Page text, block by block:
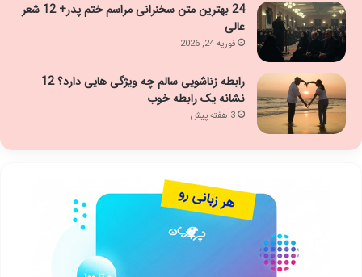
24 بهترین متن سخنرانی مراسم ختم پدر+ 12 شعر
عالی
فوریه 24, 2026
رابطه زناشویی سالم چه ویژگی هایی دارد؟ 12
نشانه یک رابطه خوب
3 هفته پیش